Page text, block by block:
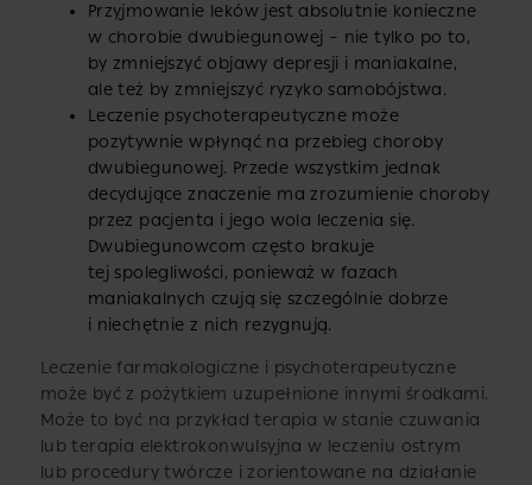
Przyjmowanie leków jest absolutnie konieczne
w chorobie dwubiegunowej – nie tylko po to,
by zmniejszyć objawy depresji i maniakalne,
ale też by zmniejszyć ryzyko samobójstwa.
Leczenie psychoterapeutyczne może
pozytywnie wpłynąć na przebieg choroby
dwubiegunowej. Przede wszystkim jednak
decydujące znaczenie ma zrozumienie choroby
przez pacjenta i jego wola leczenia się.
Dwubiegunowcom często brakuje
tej spolegliwości, ponieważ w fazach
maniakalnych czują się szczególnie dobrze
i niechętnie z nich rezygnują.
Leczenie farmakologiczne i psychoterapeutyczne
może być z pożytkiem uzupełnione innymi środkami.
Może to być na przykład terapia w stanie czuwania
lub terapia elektrokonwulsyjna w leczeniu ostrym
lub procedury twórcze i zorientowane na działanie